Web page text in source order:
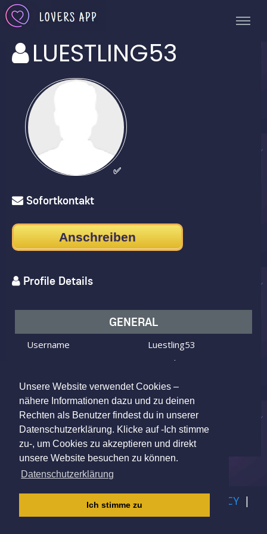
Unsere Website verwendet Cookies –
nähere Informationen dazu und zu deinen
Rechten als Benutzer findest du in unserer
Datenschutzerklärung. Klicke auf -Ich stimme
zu-, um Cookies zu akzeptieren und direkt
unsere Website besuchen zu können.
Datenschutzerklärung
Ich stimme zu
LUESTLING53
✅
Sofortkontakt
Anschreiben
Profile Details
GENERAL
Username
Luestling53
Male
Looking for
Female
Age
60 y.o.
Location
Stade, Germany
TERMS OF USE PRIVACY POLICY |
CHILDREN PRIVACY